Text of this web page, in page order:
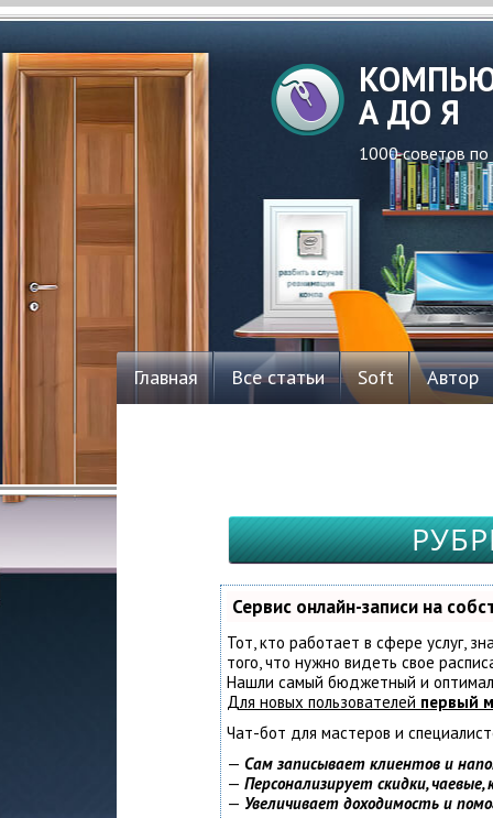
А ДО Я
1000 советов
Главная Все статьи Soft Автор
Сервис онлайн-записи на
Тот, кто работает в сфере услуг,
того, что нужно видеть свое
Нашли самый бюджетный и
Для новых пользователей первый
Чат-бот для мастеров и
— Сам записывает клиентов и
— Персонализирует скидки,
— Увеличивает доходимость и